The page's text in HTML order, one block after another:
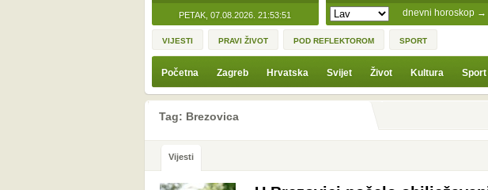
PETAK, 07.08.2026. 21:53:51 dnevni horoskop →
VIJESTI PRAVI ŽIVOT POD REFLEKTOROM SPORT
Početna Zagreb Hrvatska Svijet Život Kultura Sport
Tag: Brezovica
Vijesti